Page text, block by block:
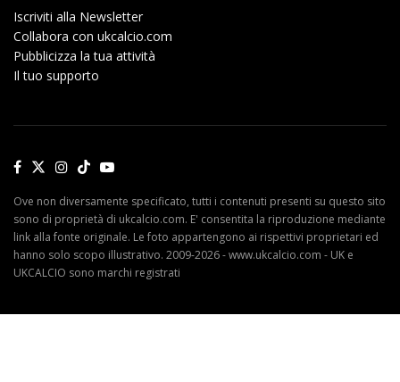
Iscriviti alla Newsletter
Collabora con ukcalcio.com
Pubblicizza la tua attività
Il tuo supporto
Ove non diversamente specificato, tutti i contenuti presenti su questo sito
sono di proprietà di ukcalcio.com. E' consentita la riproduzione mediante
link alla fonte originale. Le foto appartengono ai rispettivi proprietari ed
hanno solo scopo illustrativo. 2009-2026 - www.ukcalcio.com - UK e
UKCALCIO sono marchi registrati